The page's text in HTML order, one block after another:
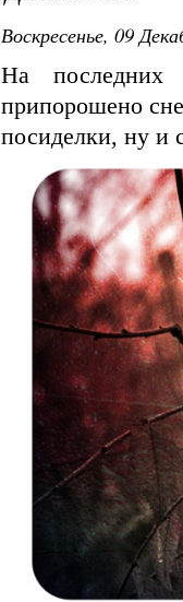
Воскресенье, 09
На последних
припорошено
посиделки, ну и